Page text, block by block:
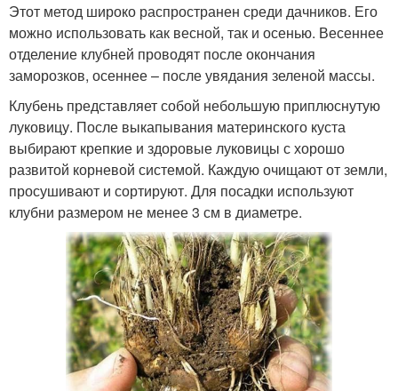
Этот метод широко распространен среди дачников. Его
можно использовать как весной, так и осенью. Весеннее
отделение клубней проводят после окончания
заморозков, осеннее – после увядания зеленой массы.
Клубень представляет собой небольшую приплюснутую
луковицу. После выкапывания материнского куста
выбирают крепкие и здоровые луковицы с хорошо
развитой корневой системой. Каждую очищают от земли,
просушивают и сортируют. Для посадки используют
клубни размером не менее 3 см в диаметре.